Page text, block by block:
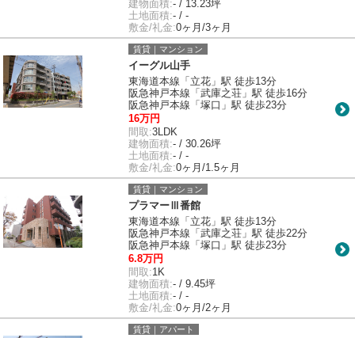
建物面積:- / 13.23坪
土地面積:- / -
敷金/礼金:0ヶ月/3ヶ月
賃貸｜マンション
イーグル山手
東海道本線「立花」駅 徒歩13分
阪急神戸本線「武庫之荘」駅 徒歩16分
阪急神戸本線「塚口」駅 徒歩23分
16万円
間取:3LDK
建物面積:- / 30.26坪
土地面積:- / -
敷金/礼金:0ヶ月/1.5ヶ月
賃貸｜マンション
プラマーⅢ番館
東海道本線「立花」駅 徒歩13分
阪急神戸本線「武庫之荘」駅 徒歩22分
阪急神戸本線「塚口」駅 徒歩23分
6.8万円
間取:1K
建物面積:- / 9.45坪
土地面積:- / -
敷金/礼金:0ヶ月/2ヶ月
賃貸｜アパート